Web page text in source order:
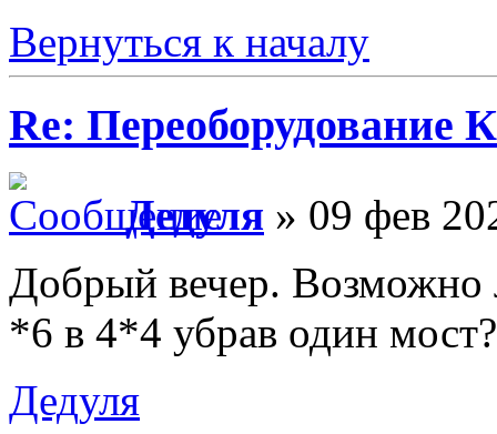
Вернуться к началу
Re: Переоборудование
Дедуля » 09 фев
Добрый вечер. Возможно
*6 в 4*4 убрав один мост?
Дедуля